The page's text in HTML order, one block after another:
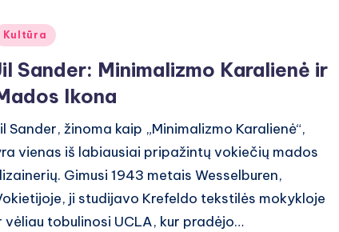
Kultūra
Sander: Minimalizmo Karalienė ir
Ikona
Sander, žinoma kaip „Minimalizmo Karalienė“,
vienas iš labiausiai pripažintų vokiečių mados
Gimusi 1943 metais Wesselburen,
ji studijavo Krefeldo tekstilės mokykloje
vėliau tobulinosi UCLA, kur pradėjo…